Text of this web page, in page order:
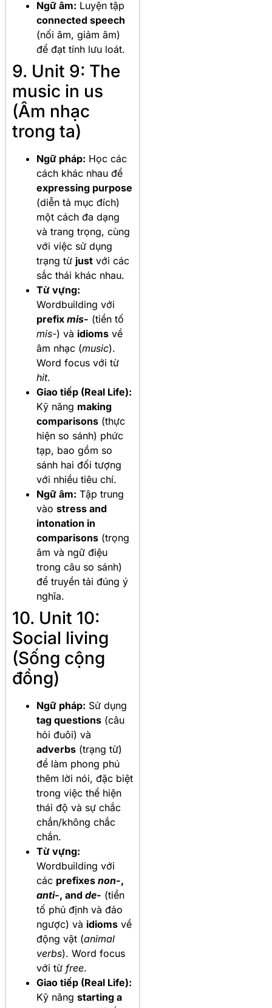
Ngữ âm: Luyện tập
connected speech
(nối âm, giảm âm)
để đạt tính lưu loát.
9. Unit 9: The
music in us
(Âm nhạc
trong ta)
Ngữ pháp: Học các
cách khác nhau để
expressing purpose
(diễn tả mục đích)
một cách đa dạng
và trang trọng, cùng
với việc sử dụng
trạng từ just với các
sắc thái khác nhau.
Từ vựng:
Wordbuilding với
prefix mis- (tiền tố
mis-) và idioms về
âm nhạc (music).
Word focus với từ
hit.
Giao tiếp (Real Life):
Kỹ năng making
comparisons (thực
hiện so sánh) phức
tạp, bao gồm so
sánh hai đối tượng
với nhiều tiêu chí.
Ngữ âm: Tập trung
vào stress and
intonation in
comparisons (trọng
âm và ngữ điệu
trong câu so sánh)
để truyền tải đúng ý
nghĩa.
10. Unit 10:
Social living
(Sống cộng
đồng)
Ngữ pháp: Sử dụng
tag questions (câu
hỏi đuôi) và
adverbs (trạng từ)
để làm phong phú
thêm lời nói, đặc biệt
trong việc thể hiện
thái độ và sự chắc
chắn/không chắc
chắn.
Từ vựng:
Wordbuilding với
các prefixes non-,
anti-, and de- (tiền
tố phủ định và đảo
ngược) và idioms về
động vật (animal
verbs). Word focus
với từ free.
Giao tiếp (Real Life):
Kỹ năng starting a